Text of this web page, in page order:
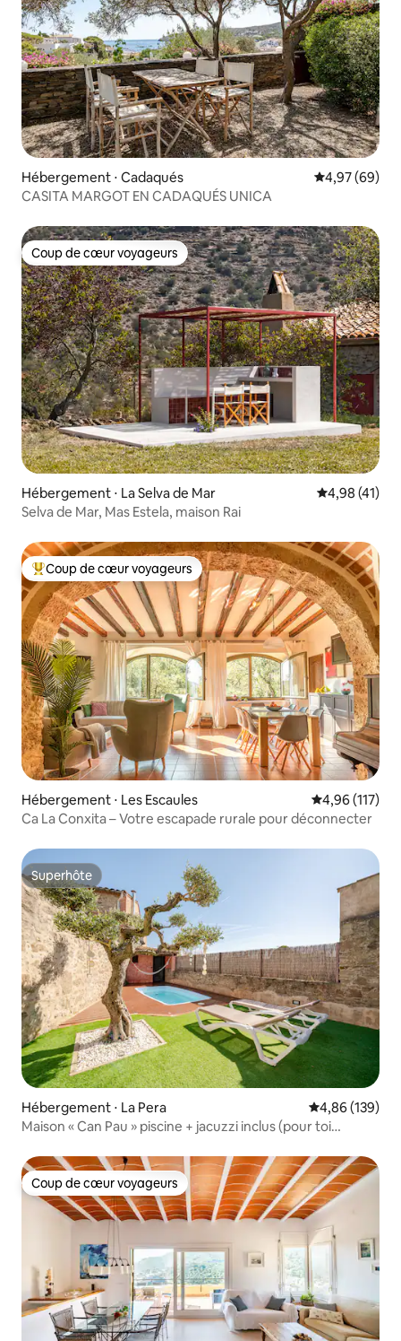
Hébergement ⋅ Cadaqués Évaluation
4,97 (69)
CASITA MARGOT EN CADAQUÉS UNICA
Coup de cœur voyageurs
Coup de cœur voyageurs
Hébergement ⋅ La Selva de Mar Évaluation
4,98 (41)
Selva de Mar, Mas Estela, maison Rai
Coups de cœur voyageurs les plus appréciés
Coup de cœur voyageurs
Hébergement ⋅ Les Escaules Évaluation
4,96 (117)
Ca La Conxita – Votre escapade rurale pour déconnecter
Superhôte
Superhôte
Hébergement ⋅ La Pera Évaluation
4,86 (139)
Maison « Can Pau » piscine + jacuzzi inclus (pour toi
Coup de cœur voyageurs
Coup de cœur voyageurs